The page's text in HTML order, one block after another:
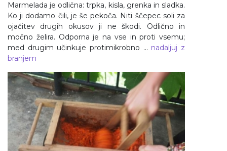
Marmelada je odlična: trpka, kisla, grenka in sladka.
Ko ji dodamo čili, je še pekoča. Niti ščepec soli za
ojačitev drugih okusov ji ne škodi. Odlično in
močno želira. Odporna je na vse in proti vsemu;
med drugim učinkuje protimikrobno ... nadaljuj z
branjem